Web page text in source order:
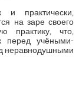
практически,
на заре своего
практику, что,
перед учёными-
неравнодушными